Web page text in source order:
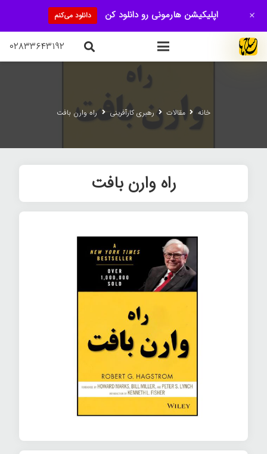
۰۲۸۳۳۶۴۳۱۹۲
خانه مقالات رهبری کارآفرینی راه وارن بافت
راه وارن بافت
اپلیکیشن هارمونی رو دانلود کن دانلود می‌کنم +